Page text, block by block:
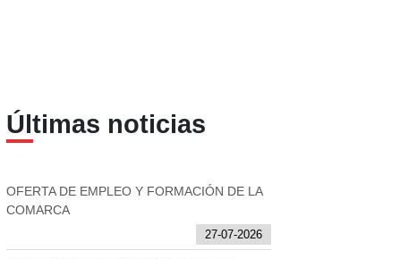
Últimas noticias
OFERTA DE EMPLEO Y FORMACIÓN DE LA
COMARCA
27-07-2026